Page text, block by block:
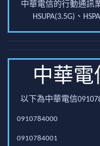
中華電信的行動通訊業
HSUPA(3.5G)、
中華電
以下為中華電信
0910784000
0910784001